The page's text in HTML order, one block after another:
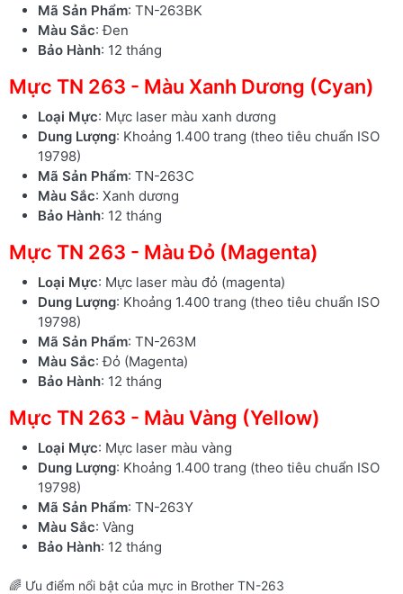
Mã Sản Phẩm: TN-263BK
Màu Sắc: Đen
Bảo Hành: 12 tháng
Mực TN 263 - Màu Xanh Dương (Cyan)
Loại Mực: Mực laser màu xanh dương
Dung Lượng: Khoảng 1.400 trang (theo tiêu chuẩn ISO
19798)
Mã Sản Phẩm: TN-263C
Màu Sắc: Xanh dương
Bảo Hành: 12 tháng
Mực TN 263 - Màu Đỏ (Magenta)
Loại Mực: Mực laser màu đỏ (magenta)
Dung Lượng: Khoảng 1.400 trang (theo tiêu chuẩn ISO
19798)
Mã Sản Phẩm: TN-263M
Màu Sắc: Đỏ (Magenta)
Bảo Hành: 12 tháng
Mực TN 263 - Màu Vàng (Yellow)
Loại Mực: Mực laser màu vàng
Dung Lượng: Khoảng 1.400 trang (theo tiêu chuẩn ISO
19798)
Mã Sản Phẩm: TN-263Y
Màu Sắc: Vàng
Bảo Hành: 12 tháng
🌈 Ưu điểm nổi bật của mực in Brother TN-263